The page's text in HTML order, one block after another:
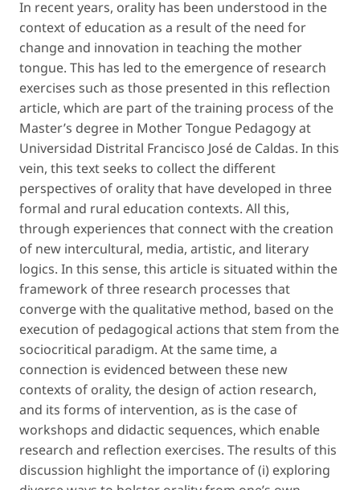
In recent years, orality has been understood in the
context of education as a result of the need for
change and innovation in teaching the mother
tongue. This has led to the emergence of research
exercises such as those presented in this reflection
article, which are part of the training process of the
Master’s degree in Mother Tongue Pedagogy at
Universidad Distrital Francisco José de Caldas. In this
vein, this text seeks to collect the different
perspectives of orality that have developed in three
formal and rural education contexts. All this,
through experiences that connect with the creation
of new intercultural, media, artistic, and literary
logics. In this sense, this article is situated within the
framework of three research processes that
converge with the qualitative method, based on the
execution of pedagogical actions that stem from the
sociocritical paradigm. At the same time, a
connection is evidenced between these new
contexts of orality, the design of action research,
and its forms of intervention, as is the case of
workshops and didactic sequences, which enable
research and reflection exercises. The results of this
discussion highlight the importance of (i) exploring